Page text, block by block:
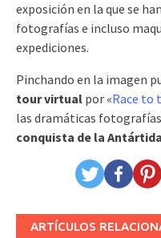
exposición en la que se
fotografías e incluso
expediciones.
Pinchando en la imagen
tour virtual por «Race to
las dramáticas
conquista de la Antártida
ARTÍCULOS